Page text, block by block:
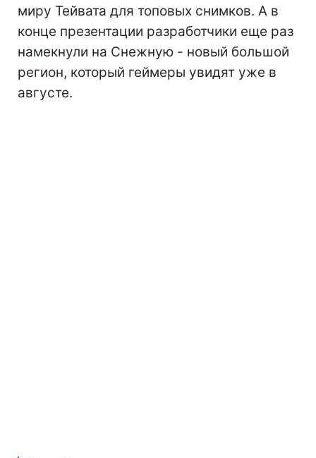
миру Тейвата для топовых снимков. А в
конце презентации разработчики еще раз
намекнули на Снежную - новый большой
регион, который геймеры увидят уже в
августе.